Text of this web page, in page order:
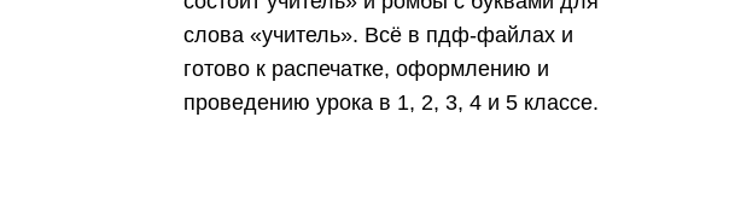
слова «учитель». Всё в пдф-файлах и
готово к распечатке, оформлению и
проведению урока в 1, 2, 3, 4 и 5 классе.